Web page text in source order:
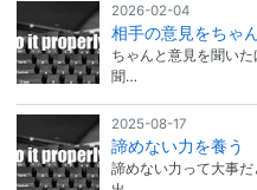
2026-02-04
相手の意見をちゃ
ちゃんと意見を聞い
聞…
2025-08-17
諦めない力を養う
諦めない力って大事